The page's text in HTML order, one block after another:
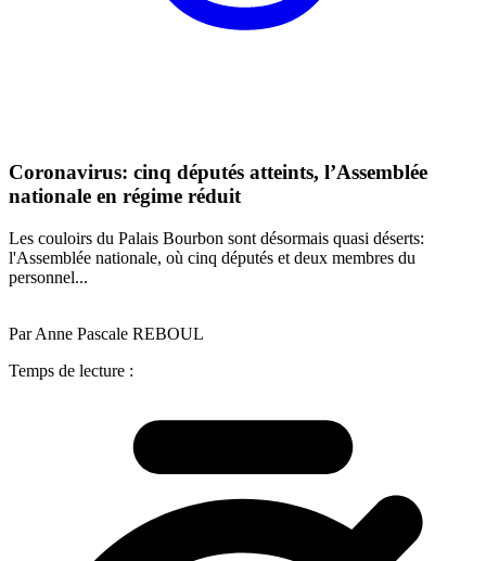
Coronavirus: cinq députés atteints, l’Assemblée
nationale en régime réduit
Les couloirs du Palais Bourbon sont désormais quasi déserts:
l'Assemblée nationale, où cinq députés et deux membres du
personnel...
Par Anne Pascale REBOUL
Temps de lecture :